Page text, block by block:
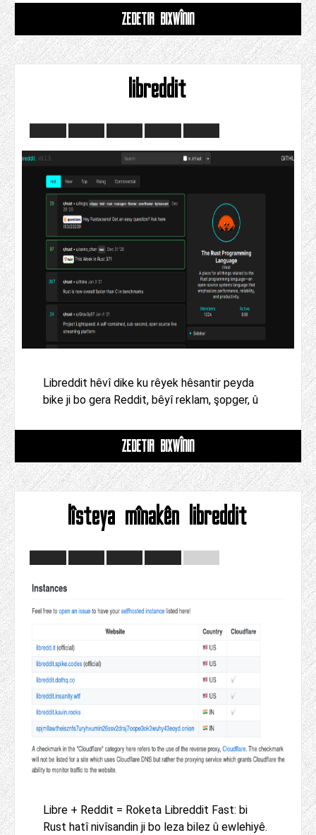
ZÊDETIR BIXWÎNIN
libreddit
Libreddit hêvî dike ku rêyek hêsantir peyda
bike ji bo gera Reddit, bêyî reklam, şopger, û
ZÊDETIR BIXWÎNIN
lîsteya mînakên libreddit
Libre + Reddit = Roketa Libreddit Fast: bi
Rust hatî nivîsandin ji bo leza bilez û ewlehiyê.